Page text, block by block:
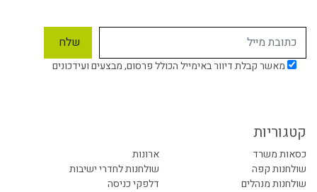
מאשר קבלת דיוור באימייל הכולל פרסום, מבצעים ועידכונים
קטגוריות
כסאות משרד
ארונות
שולחנות קפה
שולחנות לחדרי ישיבות
שולחנות מנהלים
דלפקי כניסה